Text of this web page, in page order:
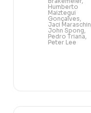
Humberto
Maiztegui
Gonçalves,
Jaci Maraschin
John Spong,
Pedro Triana,
Peter Lee